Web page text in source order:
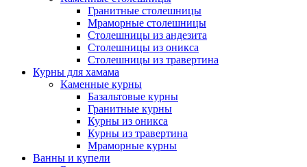
Гранитные столешницы
Мраморные столешницы
Столешницы из андезита
Столешницы из оникса
Столешницы из травертина
Курны для хамама
Каменные курны
Базальтовые курны
Гранитные курны
Курны из оникса
Курны из травертина
Мраморные курны
Ванны и купели